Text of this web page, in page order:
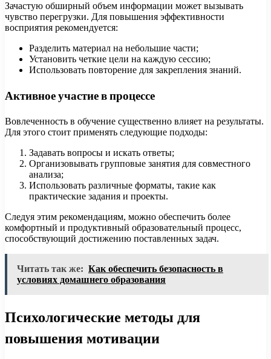
Зачастую обширный объем информации может вызывать
чувство перегрузки. Для повышения эффективности
восприятия рекомендуется:
Разделить материал на небольшие части;
Установить четкие цели на каждую сессию;
Использовать повторение для закрепления знаний.
Активное участие в процессе
Вовлеченность в обучение существенно влияет на результаты.
Для этого стоит применять следующие подходы:
Задавать вопросы и искать ответы;
Организовывать групповые занятия для совместного
анализа;
Использовать различные форматы, такие как
практические задания и проекты.
Следуя этим рекомендациям, можно обеспечить более
комфортный и продуктивный образовательный процесс,
способствующий достижению поставленных задач.
Читать так же: Как обеспечить безопасность в
условиях домашнего образования
Психологические методы для
повышения мотивации